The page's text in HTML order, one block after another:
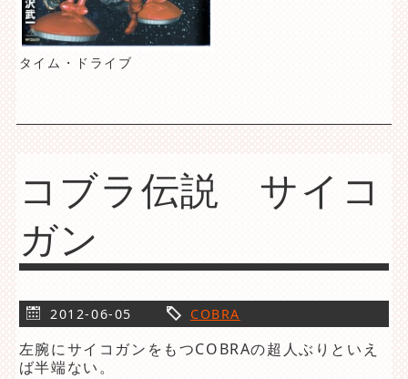
タイム・ドライブ
コブラ伝説 サイコ
ガン
2012-06-05 COBRA
左腕にサイコガンをもつCOBRAの超人ぶりといえ
ば半端ない。